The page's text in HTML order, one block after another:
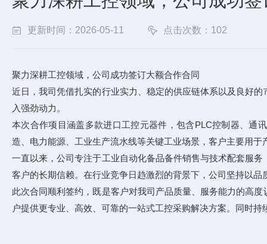
更新时间：2026-05-11 点击次数：102
聚力深耕工控领域，公司成功签订大额合作合同
近日，我司凭借扎实的行业实力、稳定的供应链体系以及良好
入强劲动力。
本次合作项目涵盖多款进口工控元器件，包含PLC控制器、通
造、电力能源、工业生产流水线等关键工业场景，客户主要用
一直以来，公司专注于工业自动化备品备件销售与技术配套服
客户的长期信赖。在行业竞争日趋激烈的背景下，公司坚持以
此次合同顺利签约，既是客户对我司产品质量、服务能力的高
户提供更专业、高效、可靠的一站式工控采购解决方案。同时